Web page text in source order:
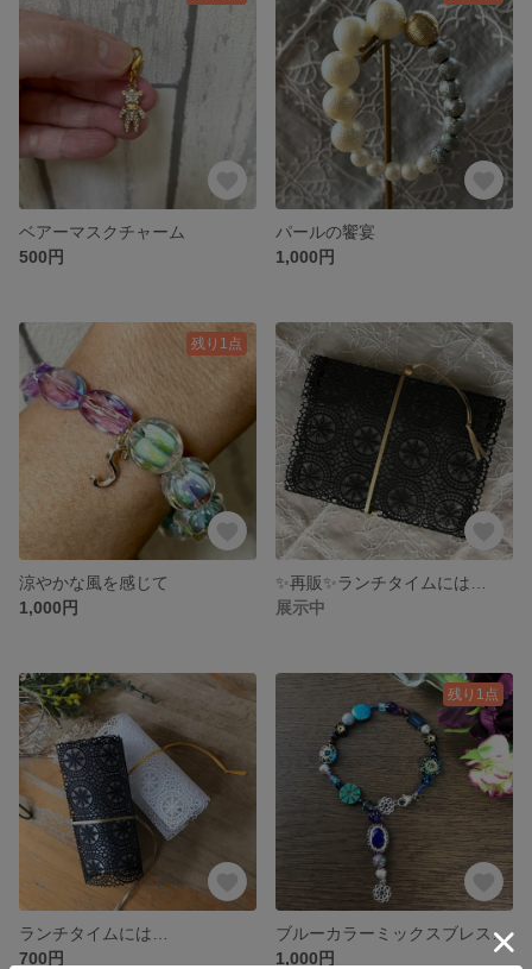
ベアーマスクチャーム
500円
パールの饗宴
1,000円
残り1点
涼やかな風を感じて
1,000円
✨再販✨ランチタイムには…
展示中
ランチタイムには…
700円
残り1点
ブルーカラーミックスブレスレット
1,000円